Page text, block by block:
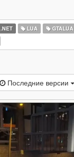
.NET LUA
GTALUA
Последние версии